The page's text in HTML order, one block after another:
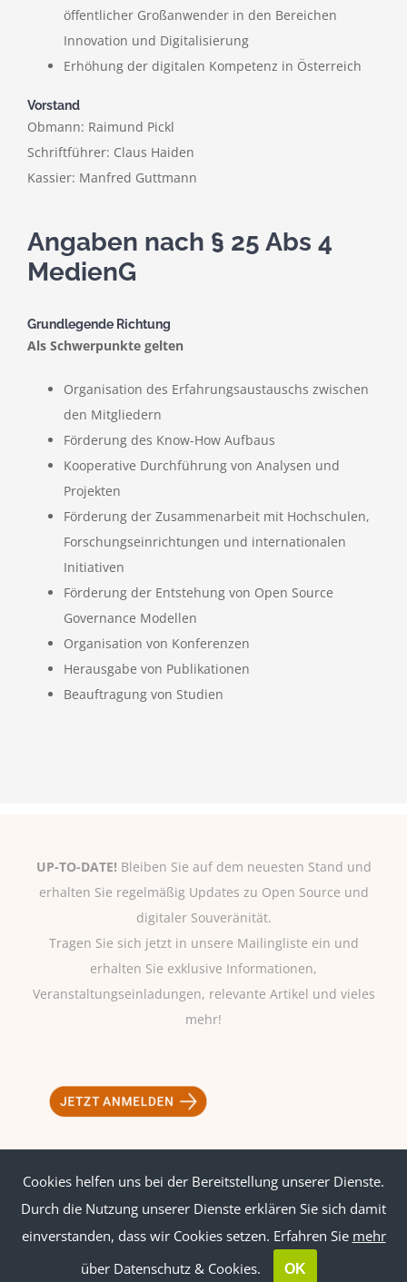
öffentlicher Großanwender in den Bereichen
Innovation und Digitalisierung
Erhöhung der digitalen Kompetenz in Österreich
Vorstand
Obmann: Raimund Pickl
Schriftführer: Claus Haiden
Kassier: Manfred Guttmann
Angaben nach § 25 Abs 4
MedienG
Grundlegende Richtung
Als Schwerpunkte gelten
Organisation des Erfahrungsaustauschs zwischen
den Mitgliedern
Förderung des Know-How Aufbaus
Kooperative Durchführung von Analysen und
Projekten
Förderung der Zusammenarbeit mit Hochschulen,
Forschungseinrichtungen und internationalen
Initiativen
Förderung der Entstehung von Open Source
Governance Modellen
Organisation von Konferenzen
Herausgabe von Publikationen
Beauftragung von Studien
UP-TO-DATE! Bleiben Sie auf dem neuesten Stand und
erhalten Sie regelmäßig Updates zu Open Source und
digitaler Souveränität.
Tragen Sie sich jetzt in unsere Mailingliste ein und
erhalten Sie exklusive Informationen,
Veranstaltungseinladungen, relevante Artikel und vieles
mehr!
Impressum|Datenschutz
© Copyright2026 | ossbig | All Rights Reserved
Cookies helfen uns bei der Bereitstellung unserer Dienste.
Durch die Nutzung unserer Dienste erklären Sie sich damit
einverstanden, dass wir Cookies setzen. Erfahren Sie mehr
über Datenschutz & Cookies.
OK